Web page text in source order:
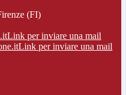
(FI)
Link per inviare una mail
Link per inviare una mail